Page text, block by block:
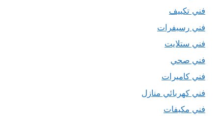
فني تكييف
فني رسيفرات
فني ستلايت
فني صحي
فني كاميرات
فني كهربائي منازل
فني مكيفات